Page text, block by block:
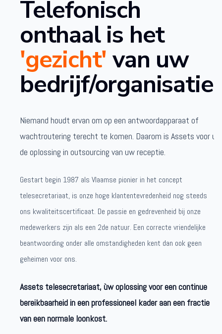
Telefonisch
onthaal is het
'gezicht'van uw
bedrijf/organisatie.
Niemand houdt ervan om op een antwoordapparaat of
wachtroutering terecht te komen. Daarom is Assets voor u
de oplossing in outsourcing van uw receptie.
Gestart begin 1987 als Vlaamse pionier in het concept
telesecretariaat, is onze hoge klantentevredenheid nog steeds
ons kwaliteitscertificaat. De passie en gedrevenheid bij onze
medewerkers zijn als een 2de natuur. Een correcte vriendelijke
beantwoording onder alle omstandigheden kent dan ook geen
geheimen voor ons.
Assets telesecretariaat, ùw oplossing voor een continue
bereikbaarheid in een professioneel kader aan een fractie
van een normale loonkost.